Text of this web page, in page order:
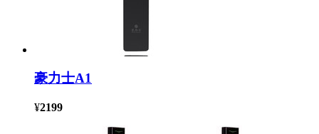
豪力士A1
¥2199